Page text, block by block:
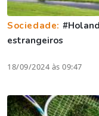
Sociedade:
estrangeiros
18/09/2024 às 09:47